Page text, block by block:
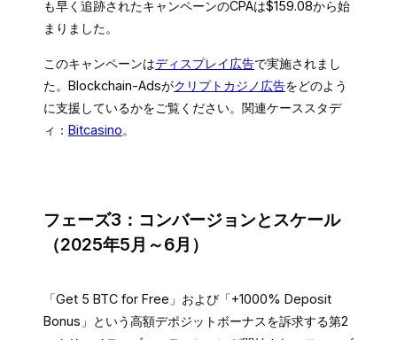
も早く追跡されたキャンペーンのCPAは$159.08から始
まりました。
このキャンペーンはディスプレイ広告で実施されまし
た。Blockchain-Adsがクリプトカジノ広告をどのよう
に支援しているかをご覧ください。関連ケーススタデ
ィ： Bitcasino。
フェーズ3：コンバージョンとスケール
（2025年5月～6月）
「Get 5 BTC for Free」および「+1000% Deposit
Bonus」という高額デポジットボーナスを訴求する第2